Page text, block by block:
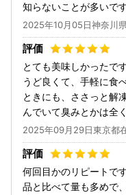
知らないことが多いで
2025年10月05日神奈川
とても美味しかったで
うど良くて、手軽に食
ときにも、ささっと解
んでいて臭みとかは全
2025年09月29日東京都
何回目かのリピートで
品と比べて量も多めで